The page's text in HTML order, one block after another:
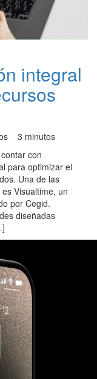
integral
3 minutos
con
para optimizar el
Una de las
Visualtime, un
por Cegid.
diseñadas